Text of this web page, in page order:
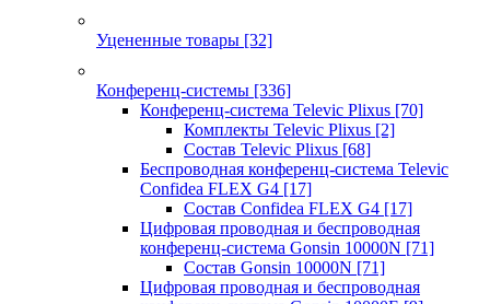
Уцененные товары [32]
Конференц-системы [336]
Конференц-система Televic Plixus [70]
Комплекты Televic Plixus [2]
Состав Televic Plixus [68]
Беспроводная конференц-система Televic
Confidea FLEX G4 [17]
Состав Confidea FLEX G4 [17]
Цифровая проводная и беспроводная
конференц-система Gonsin 10000N [71]
Состав Gonsin 10000N [71]
Цифровая проводная и беспроводная